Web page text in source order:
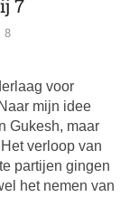
7
8
voor
mijn idee
Gukesh, maar
verloop van
partijen gingen
het nemen van